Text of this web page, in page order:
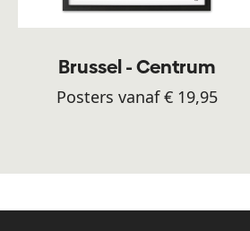
Brussel - Centrum
Posters vanaf € 19,95